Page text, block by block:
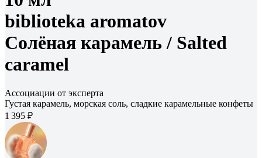
biblioteka aromatov
Солёная карамель / Salted
caramel
Ассоциации от эксперта
Густая карамель, морская соль, сладкие карамельные конфеты
1 395 ₽